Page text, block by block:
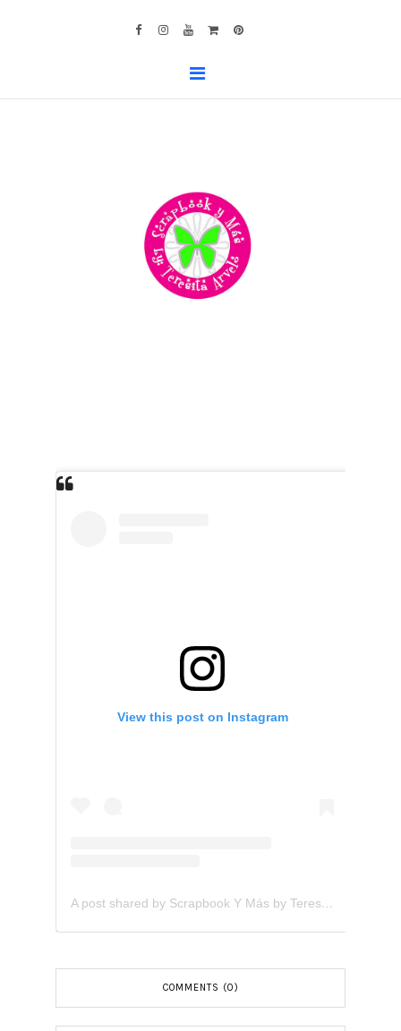
View this post on Instagram
A post shared by Scrapbook Y Más by Teresita Arvelo (@scrapbookymas)
COMMENTS (0)